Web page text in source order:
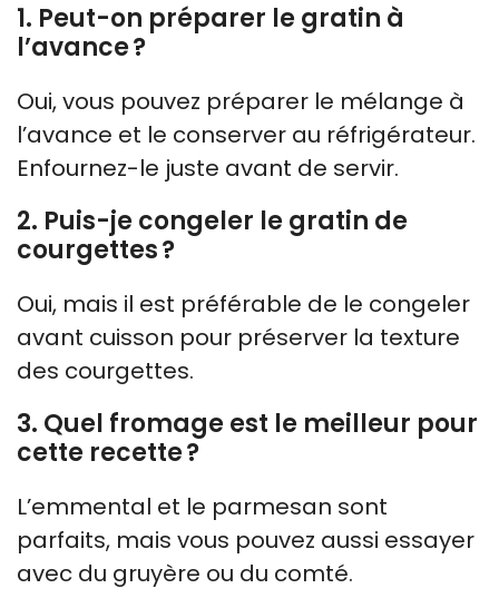
1. Peut-on préparer le gratin à
l’avance ?
Oui, vous pouvez préparer le mélange à
l’avance et le conserver au réfrigérateur.
Enfournez-le juste avant de servir.
2. Puis-je congeler le gratin de
courgettes ?
Oui, mais il est préférable de le congeler
avant cuisson pour préserver la texture
des courgettes.
3. Quel fromage est le meilleur pour
cette recette ?
L’emmental et le parmesan sont
parfaits, mais vous pouvez aussi essayer
avec du gruyère ou du comté.